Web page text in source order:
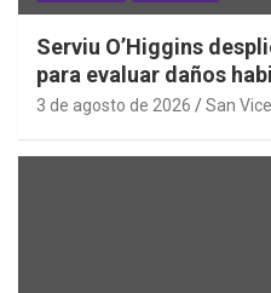
Serviu O’Higgins
para evaluar daños
Sistema Frontal
3 de agosto de 2026 San